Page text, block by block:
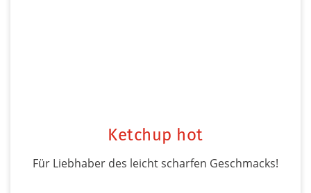
Ketchup hot
Für Liebhaber des leicht scharfen Geschmacks!